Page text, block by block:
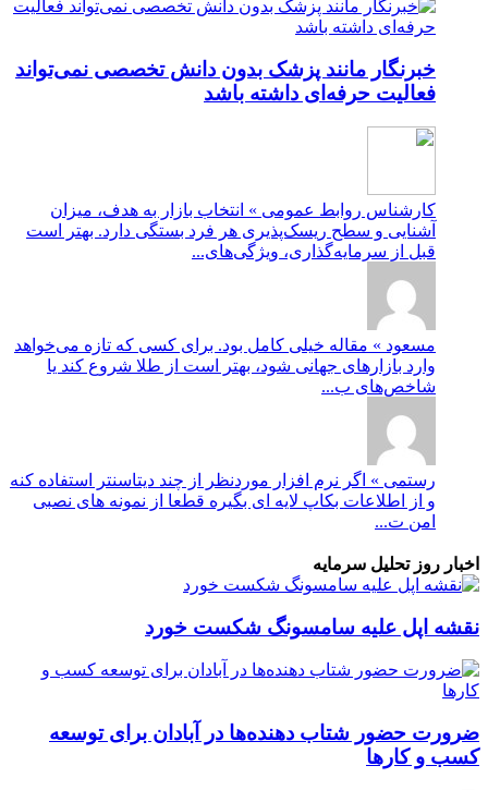
خبرنگار مانند پزشک بدون دانش تخصصی نمی‌تواند
فعالیت حرفه‌ای داشته باشد
کارشناس روابط عمومی » انتخاب بازار به هدف، میزان
آشنایی و سطح ریسک‌پذیری هر فرد بستگی دارد. بهتر است
قبل از سرمایه‌گذاری، ویژگی‌های...
مسعود » مقاله خیلی کامل بود. برای کسی که تازه می‌خواهد
وارد بازارهای جهانی شود، بهتر است از طلا شروع کند یا
شاخص‌های ب...
رستمی » اگر نرم افزار موردنظر از چند دیتاسنتر استفاده کنه
و از اطلاعات بکاپ لایه ای بگیره قطعا از نمونه های نصبی
امن ت...
اخبار روز تحلیل سرمایه
نقشه اپل علیه سامسونگ شکست خورد
ضرورت حضور شتاب ‌دهنده‌ها در آبادان برای توسعه
کسب‌ و کارها